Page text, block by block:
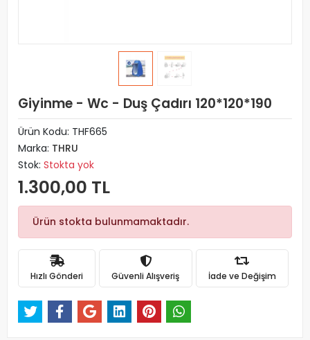
Giyinme - Wc - Duş Çadırı 120*120*190
Ürün Kodu: THF665
Marka: THRU
Stok: Stokta yok
1.300,00 TL
Ürün stokta bulunmamaktadır.
Hızlı Gönderi Güvenli Alışveriş İade ve Değişim